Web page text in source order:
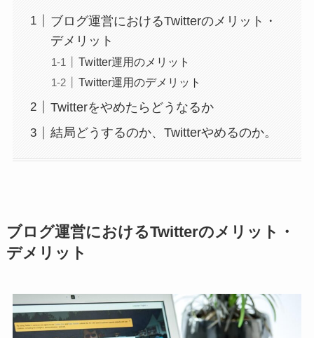
ブログ運営におけるTwitterのメリット・
デメリット
Twitter運用のメリット
Twitter運用のデメリット
Twitterをやめたらどうなるか
結局どうするのか、Twitterやめるのか。
ブログ運営におけるTwitterのメリット・
デメリット